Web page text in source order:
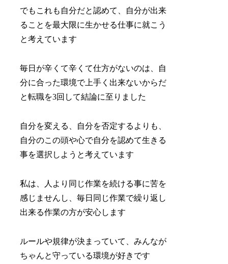
でもこれも自分だと認めて、自分が出来
ることを最大限に生かせる仕事に就こう
と考えています
毎日が辛くて辛くて仕方がないのは、自
分に合った環境で上手く出来ないからだ
と転職を3回して結論に至りました
自分を変える、自分を否定するよりも、
自分のこの頭や心で自分を認めて生きる
事を選択しようと考えています
私は、人より同じ作業を続ける事に苦を
感じませんし、毎日同じ作業で繰り返し
出来る作業の方が安心します
ルールや規律が決まっていて、みんなが
ちゃんと守っている環境が好きです